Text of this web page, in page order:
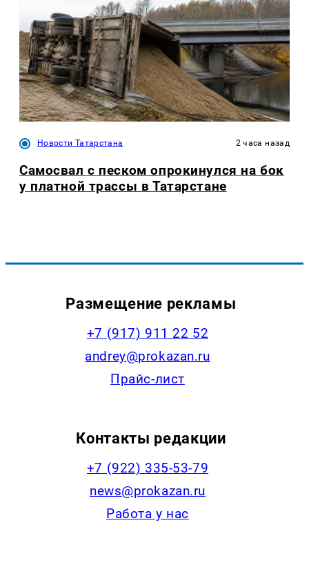
Новости Татарстана 2 часа назад
Самосвал с песком опрокинулся на бок
у платной трассы в Татарстане
Размещение рекламы
+7 (917) 911 22 52
andrey@prokazan.ru
Прайс-лист
Контакты редакции
+7 (922) 335-53-79
news@prokazan.ru
Работа у нас